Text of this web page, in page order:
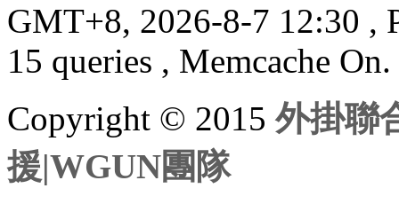
GMT+8, 2026-8-7 12:30 ,
15 queries , Memcache On.
Copyright © 2015外掛聯
援|WGUN團隊